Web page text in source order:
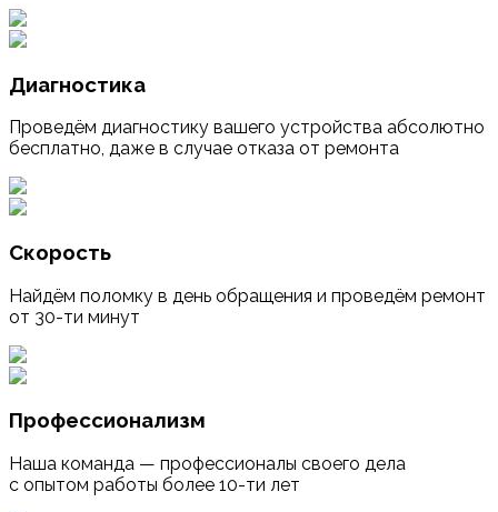
Диагностика
Проведём диагностику вашего устройства абсолютно
бесплатно, даже в случае отказа от ремонта
Скорость
Найдём поломку в день обращения и проведём ремонт
от 30-ти минут
Профессионализм
Наша команда — профессионалы своего дела
с опытом работы более 10-ти лет